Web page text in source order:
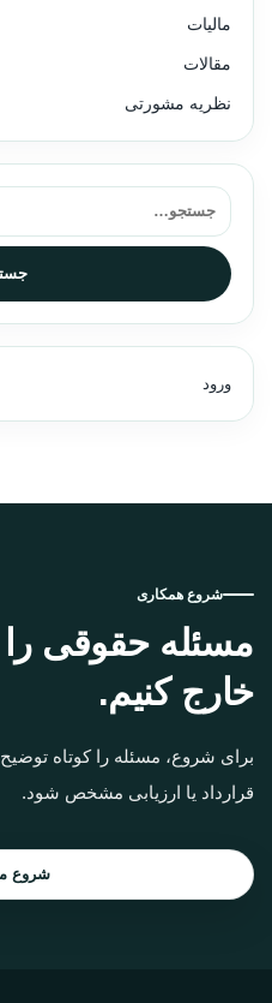
مالیات
مقالات
نظریه مشورتی
جستجو برای:
ورود
شروع همکاری
مسئله حقوقی
خارج کنیم.
برای شروع، مسئله را کوتاه
قرارداد یا ارزیابی مشخص شود.
شروع